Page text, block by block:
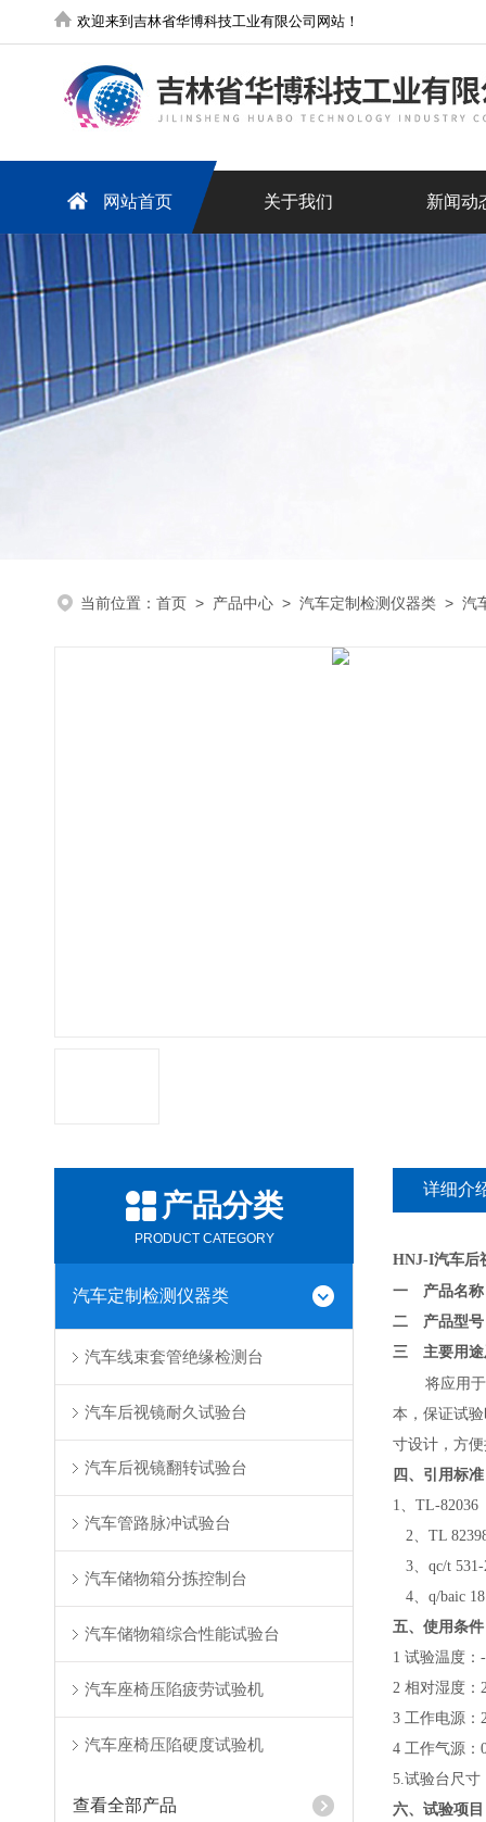
欢迎来到吉林省华博科技工业有限公司网站！
网站首页 关于我们 新闻动
当前位置： 首页 > 产品中心 > 汽车定制检测仪器类 > 汽
产品分类
PRODUCT CATEGORY
汽车定制检测仪器类
汽车线束套管绝缘检测台
汽车后视镜耐久试验台
汽车后视镜翻转试验台
汽车管路脉冲试验台
汽车储物箱分拣控制台
汽车储物箱综合性能试验台
汽车座椅压陷疲劳试验机
汽车座椅压陷硬度试验机
查看全部产品
详细介
HNJ-I汽车后
一 产品名称
二 产品型
三 主要用途
将应用
本，保证试
寸设计，方
四、 引用标
1、 TL-82036
2、 TL
3、qc/t
4、q/baic
五、 使用条
1 试验温度
2 相对湿度：
3 工作电源：
4 工作气源：
5.试验台尺寸
六、 试验项